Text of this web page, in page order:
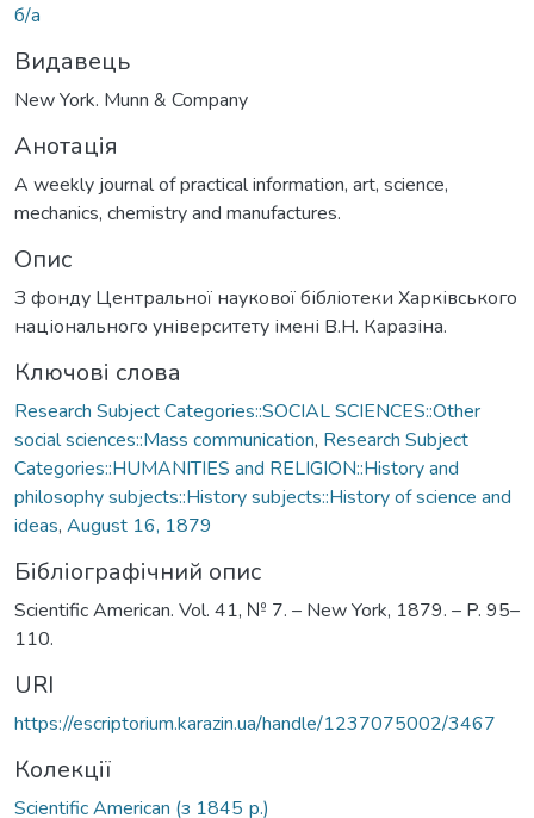
б/а
Видавець
New York. Munn & Company
Анотація
A weekly journal of practical information, art, science,
mechanics, chemistry and manufactures.
Опис
З фонду Центральної наукової бібліотеки Харківського
національного університету імені В.Н. Каразіна.
Ключові слова
Research Subject Categories::SOCIAL SCIENCES::Other
social sciences::Mass communication, Research Subject
Categories::HUMANITIES and RELIGION::History and
philosophy subjects::History subjects::History of science and
ideas, August 16, 1879
Бібліографічний опис
Scientific American. Vol. 41, № 7. – New York, 1879. – P. 95–
110.
URI
https://escriptorium.karazin.ua/handle/1237075002/3467
Колекції
Scientific American (з 1845 р.)